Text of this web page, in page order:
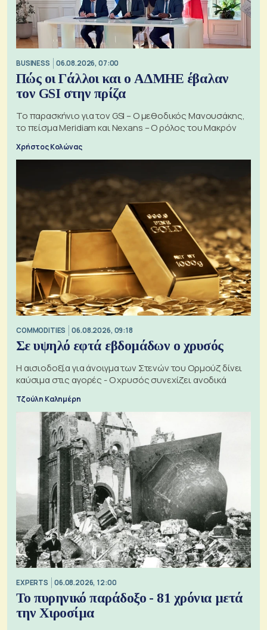
BUSINESS 06.08.2026, 07:00
Πώς οι Γάλλοι και ο ΑΔΜΗΕ έβαλαν
τον GSI στην πρίζα
Το παρασκήνιο για τον GSI – Ο μεθοδικός Μανουσάκης,
το πείσμα Meridiam και Nexans – Ο ρόλος του Μακρόν
Χρήστος Κολώνας
COMMODITIES 06.08.2026, 09:18
Σε υψηλό εφτά εβδομάδων ο χρυσός
Η αισιοδοξία για άνοιγμα των Στενών του Ορμούζ δίνει
καύσιμα στις αγορές - Ο χρυσός συνεχίζει ανοδικά
Τζούλη Καλημέρη
EXPERTS 06.08.2026, 12:00
Το πυρηνικό παράδοξο - 81 χρόνια μετά
την Χιροσίμα